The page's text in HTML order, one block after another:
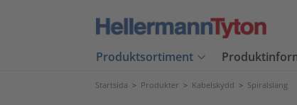
Produktsortiment
Startsida > Produkter > Kabelskydd > Spiralslang